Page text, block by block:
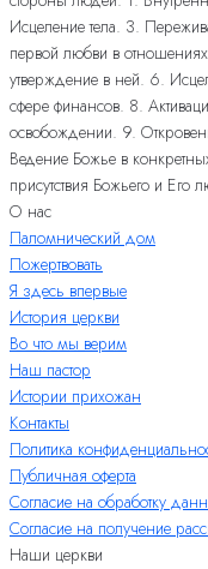
Исцеление тела. 3.
первой любви в
утверждение в ней. 6.
сфере финансов. 8.
освобождении. 9.
Ведение Божье в
присутствия Божьего и Его
О нас
Паломнический дом
Пожертвовать
Я здесь впервые
История церкви
Во что мы верим
Наш пастор
Истории прихожан
Контакты
Политика
Публичная оферта
Согласие на обработку
Согласие на получение
Наши церкви